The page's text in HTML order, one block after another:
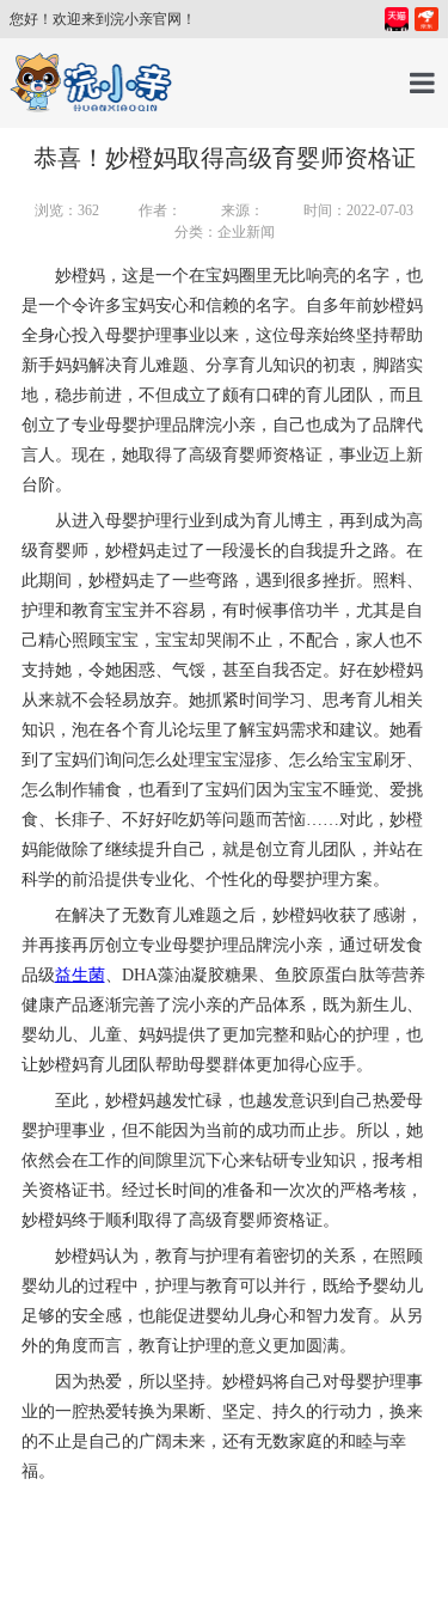
您好！欢迎来到浣小亲官网！
恭喜！妙橙妈取得高级育婴师资格证
浏览： 362 作者： 来源：
时间：2022-07-03
分类：企业新闻
妙橙妈，这是一个在宝妈圈里无比响亮的名字，也
是一个令许多宝妈安心和信赖的名字。自多年前妙橙妈
全身心投入母婴护理事业以来，这位母亲始终坚持帮助
新手妈妈解决育儿难题、分享育儿知识的初衷，脚踏实
地，稳步前进，不但成立了颇有口碑的育儿团队，而且
创立了专业母婴护理品牌浣小亲，自己也成为了品牌代
言人。现在，她取得了高级育婴师资格证，事业迈上新
台阶。
从进入母婴护理行业到成为育儿博主，再到成为高
级育婴师，妙橙妈走过了一段漫长的自我提升之路。在
此期间，妙橙妈走了一些弯路，遇到很多挫折。照料、
护理和教育宝宝并不容易，有时候事倍功半，尤其是自
己精心照顾宝宝，宝宝却哭闹不止，不配合，家人也不
支持她，令她困惑、气馁，甚至自我否定。好在妙橙妈
从来就不会轻易放弃。她抓紧时间学习、思考育儿相关
知识，泡在各个育儿论坛里了解宝妈需求和建议。她看
到了宝妈们询问怎么处理宝宝湿疹、怎么给宝宝刷牙、
怎么制作辅食，也看到了宝妈们因为宝宝不睡觉、爱挑
食、长痱子、不好好吃奶等问题而苦恼……对此，妙橙
妈能做除了继续提升自己，就是创立育儿团队，并站在
科学的前沿提供专业化、个性化的母婴护理方案。
在解决了无数育儿难题之后，妙橙妈收获了感谢，
并再接再厉创立专业母婴护理品牌浣小亲，通过研发食
品级益生菌、 DHA藻油凝胶糖果、鱼胶原蛋白肽等营养
健康产品逐渐完善了浣小亲的产品体系，既为新生儿、
婴幼儿、 儿童、妈妈提供了更加完整和贴心的护理，也
让妙橙妈育儿团队帮助母婴群体更加得心应手。
至此，妙橙妈越发忙碌，也越发意识到自己热爱母
婴护理事业，但不能因为当前的成功而止步。所以，她
依然会在工作的间隙里沉下心来钻研专业知识，报考相
关资格证书。经过长时间的准备和一次次的严格考核，
妙橙妈终于顺利取得了高级育婴师资格证。
妙橙妈认为，教育与护理有着密切的关系，在照顾
婴幼儿的过程中，护理与教育可以并行，既给予婴幼儿
足够的安全感，也能促进婴幼儿身心和智力发育。从另
外的角度而言，教育让护理的意义更加圆满。
因为热爱，所以坚持。妙橙妈将自己对母婴护理事
业的一腔热爱转换为果断、坚定、持久的行动力，换来
的不止是自己的广阔未来，还有无数家庭的和睦与幸
福。